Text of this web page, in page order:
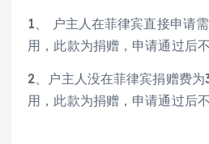
1、 户主人在菲律宾直接申请
用，此款为捐赠，申请通过后不
2、户主人没在菲律宾捐赠费
用，此款为捐赠，申请通过后不